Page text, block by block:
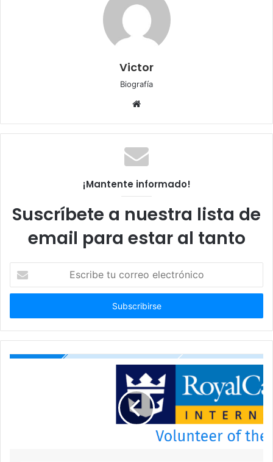
Victor
Biografía
Sitio
¡Mantente informado!
Suscríbete a nuestra lista de
email para estar al tanto
correo